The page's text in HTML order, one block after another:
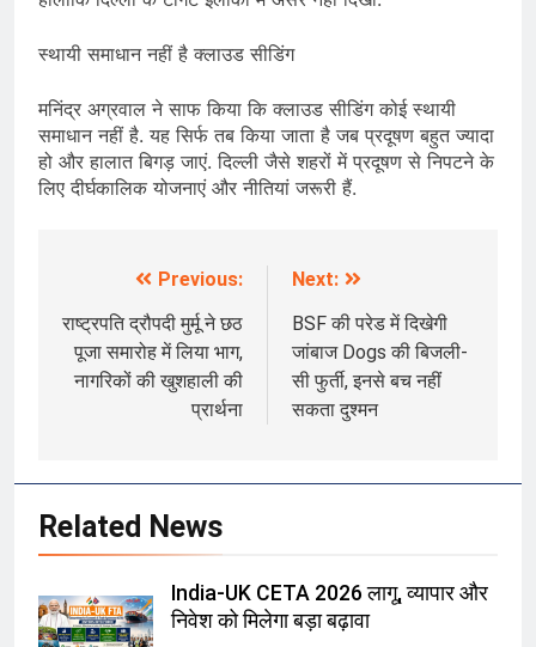
स्थायी समाधान नहीं है क्लाउड सीडिंग
मनिंद्र अग्रवाल ने साफ किया कि क्लाउड सीडिंग कोई स्थायी
समाधान नहीं है. यह सिर्फ तब किया जाता है जब प्रदूषण बहुत ज्यादा
हो और हालात बिगड़ जाएं. दिल्ली जैसे शहरों में प्रदूषण से निपटने के
लिए दीर्घकालिक योजनाएं और नीतियां जरूरी हैं.
navigation
Previous:
राष्ट्रपति द्रौपदी मुर्मू ने छठ
पूजा समारोह में लिया भाग,
नागरिकों की खुशहाली की
प्रार्थना
Next:
BSF की परेड में दिखेगी
जांबाज Dogs की बिजली-
सी फुर्ती, इनसे बच नहीं
सकता दुश्मन
Related News
India-UK CETA 2026 लागू, व्यापार और
निवेश को मिलेगा बड़ा बढ़ावा